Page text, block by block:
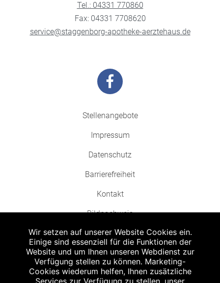
Tel.: 04331 770860
Fax: 04331 7708620
service@staggenborg-apotheke-aerztehaus.de
Stellenangebote
Impressum
Datenschutz
Barrierefreiheit
Kontakt
Bildnachweis
Abgabe in haushaltsüblichen Mengen, solange der Vorrat reicht. Für Druck-
und Satzfehler keine Haftung.
Wir setzen auf unserer Website Cookies ein.
Einige sind essenziell für die Funktionen der
Website und um Ihnen unseren Webdienst zur
Verfügung stellen zu können. Marketing-
Cookies wiederum helfen, Ihnen zusätzliche
Services zur Verfügung zu stellen, unser